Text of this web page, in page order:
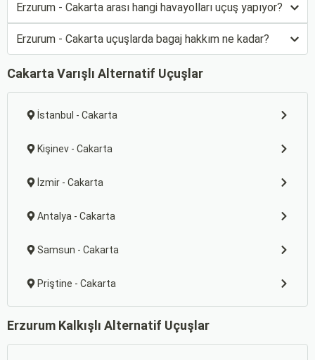
Erzurum - Cakarta arası hangi havayolları uçuş yapıyor?
Erzurum - Cakarta uçuşlarda bagaj hakkım ne kadar?
Cakarta Varışlı Alternatif Uçuşlar
İstanbul - Cakarta
Kişinev - Cakarta
İzmir - Cakarta
Antalya - Cakarta
Samsun - Cakarta
Priştine - Cakarta
Erzurum Kalkışlı Alternatif Uçuşlar